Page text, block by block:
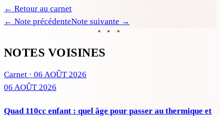
← Retour au carnet
← Note précédenteNote suivante →
* * *
NOTES VOISINES
Carnet · 06 AOÛT 2026
06 AOÛT 2026
Quad 110cc enfant : quel âge pour passer au thermique et